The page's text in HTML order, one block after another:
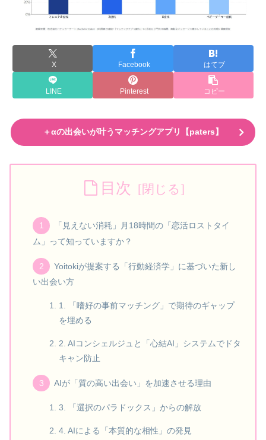
X Facebook はてブ
LINE Pinterest コピー
＋αの出会いが叶うマッチングアプリ【paters】
目次
「見えない消耗」月18時間の「恋活ロストタイ
ム」って知っていますか？
Yoitokiが提案する「行動経済学」に基づいた新し
い出会い方
1. 「嗜好の事前マッチング」で期待のギャップ
を埋める
2. AIコンシェルジュと「心結AI」システムでドタ
キャン防止
AIが「質の高い出会い」を加速させる理由
3. 「選択のパラドックス」からの解放
4. AIによる「本質的な相性」の発見